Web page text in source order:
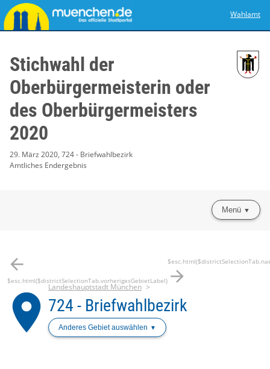
Wahlamt
Stichwahl der
Oberbürgermeisterin oder
des Oberbürgermeisters
2020
29. März 2020, 724 - Briefwahlbezirk
Amtliches Endergebnis
Menü
arrow_back
$esc.html($districtSelectionTab.vorherigesGebietLabel) arrow_forward
place
Landeshauptstadt München
724 - Briefwahlbezirk
Anderes Gebiet auswählen